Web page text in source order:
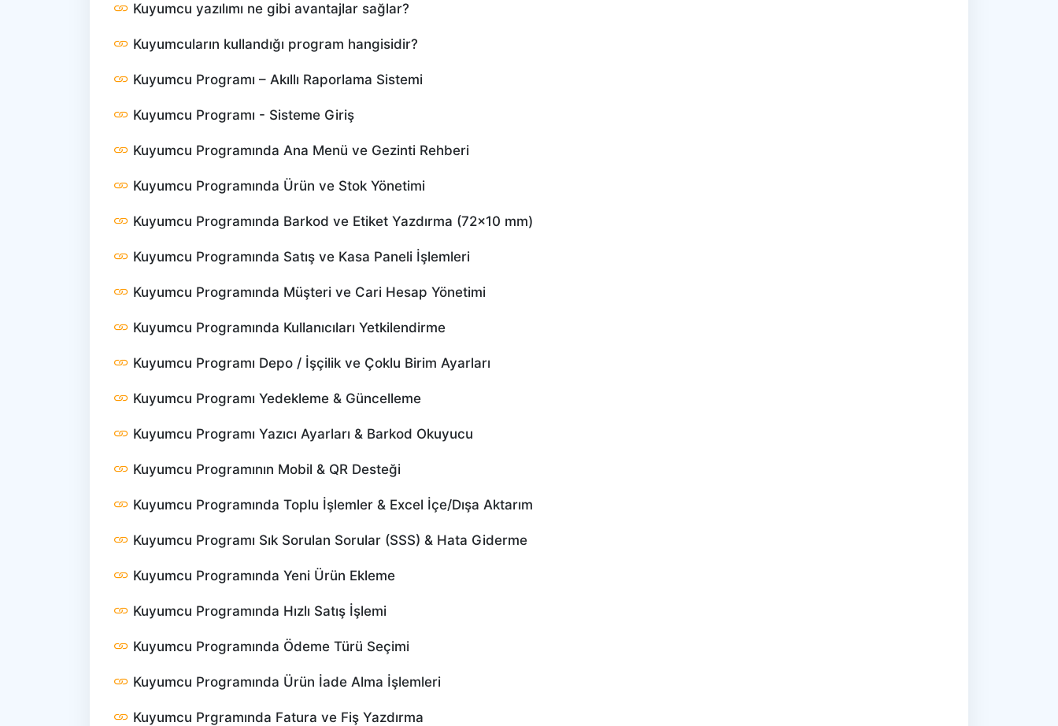
Kuyumcu yazılımı ne gibi avantajlar sağlar?
Kuyumcuların kullandığı program hangisidir?
Kuyumcu Programı – Akıllı Raporlama Sistemi
Kuyumcu Programı - Sisteme Giriş
Kuyumcu Programında Ana Menü ve Gezinti Rehberi
Kuyumcu Programında Ürün ve Stok Yönetimi
Kuyumcu Programında Barkod ve Etiket Yazdırma (72×10 mm)
Kuyumcu Programında Satış ve Kasa Paneli İşlemleri
Kuyumcu Programında Müşteri ve Cari Hesap Yönetimi
Kuyumcu Programında Kullanıcıları Yetkilendirme
Kuyumcu Programı Depo / İşçilik ve Çoklu Birim Ayarları
Kuyumcu Programı Yedekleme & Güncelleme
Kuyumcu Programı Yazıcı Ayarları & Barkod Okuyucu
Kuyumcu Programının Mobil & QR Desteği
Kuyumcu Programında Toplu İşlemler & Excel İçe/Dışa Aktarım
Kuyumcu Programı Sık Sorulan Sorular (SSS) & Hata Giderme
Kuyumcu Programında Yeni Ürün Ekleme
Kuyumcu Programında Hızlı Satış İşlemi
Kuyumcu Programında Ödeme Türü Seçimi
Kuyumcu Programında Ürün İade Alma İşlemleri
Kuyumcu Prgramında Fatura ve Fiş Yazdırma